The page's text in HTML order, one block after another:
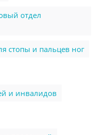
отдел
стопы и пальцев ног
и инвалидов